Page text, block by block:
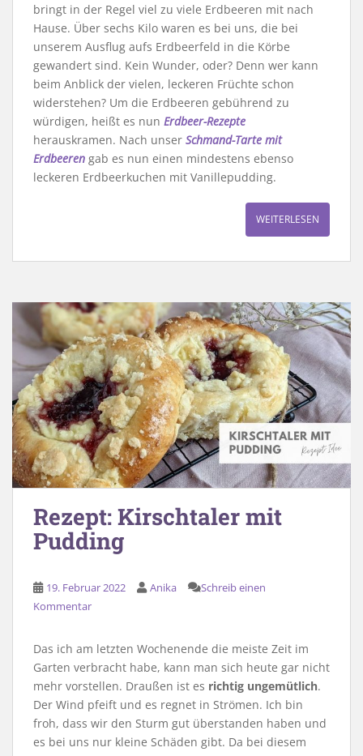
bringt in der Regel viel zu viele Erdbeeren mit nach
Hause. Über sechs Kilo waren es bei uns, die bei
unserem Ausflug aufs Erdbeerfeld in die Körbe
gewandert sind. Kein Wunder, oder? Denn wer kann
beim Anblick der vielen, leckeren Früchte schon
widerstehen? Um die Erdbeeren gebührend zu
würdigen, heißt es nun Erdbeer-Rezepte
herauskramen. Nach unser Schmand-Tarte mit
Erdbeeren gab es nun einen mindestens ebenso
leckeren Erdbeerkuchen mit Vanillepudding.
WEITERLESEN
Rezept: Kirschtaler mit
Pudding
19. Februar 2022 Anika
Schreib einen
Kommentar
Das ich am letzten Wochenende die meiste Zeit im
Garten verbracht habe, kann man sich heute gar nicht
mehr vorstellen. Draußen ist es richtig ungemütlich.
Der Wind pfeift und es regnet in Strömen. Ich bin
froh, dass wir den Sturm gut überstanden haben und
es bei uns nur kleine Schäden gibt. Da bei diesem